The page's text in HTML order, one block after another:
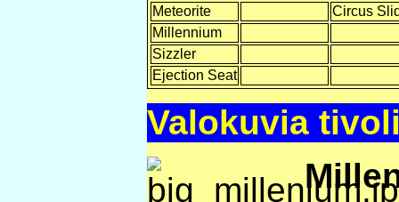
Meteorite
Circus
Millennium
Sizzler
Ejection Seat
Valokuvia